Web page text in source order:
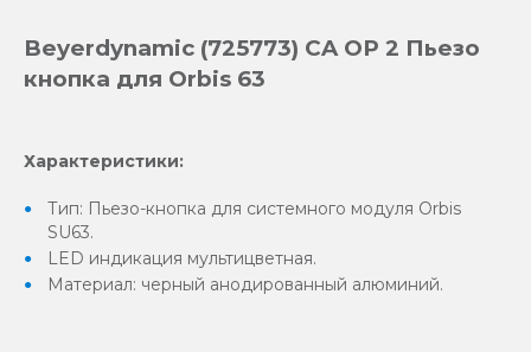
Beyerdynamic (725773) CA OP 2 Пьезо
кнопка для Orbis 63
Характеристики:
Тип: Пьезо-кнопка для системного модуля Orbis
SU63.
LED индикация мультицветная.
Материал: черный анодированный алюминий.